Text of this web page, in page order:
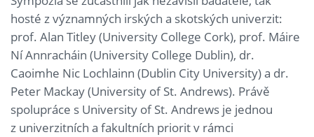
hosté z významných irských a skotských univerzit:
prof. Alan Titley (University College Cork), prof. Máire
Ní Annracháin (University College Dublin), dr.
Caoimhe Nic Lochlainn (Dublin City University) a dr.
Peter Mackay (University of St. Andrews). Právě
spolupráce s University of St. Andrews je jednou
z univerzitních a fakultních priorit v rámci